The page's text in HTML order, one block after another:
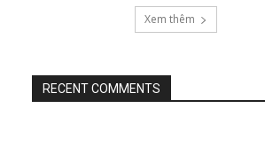
Xem thêm
RECENT COMMENTS